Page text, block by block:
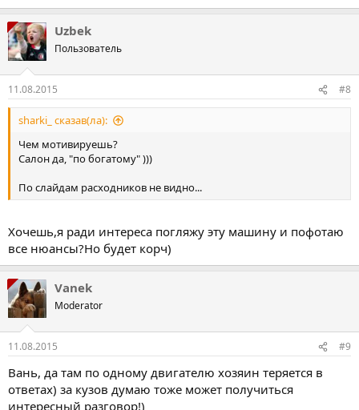
Uzbek
Пользователь
11.08.2015 #8
sharki_ сказав(ла):
Чем мотивируешь?
Салон да, "по богатому" )))
По слайдам расходников не видно...
Хочешь,я ради интереса погляжу эту машину и пофотаю
все нюансы?Но будет корч)
Vanek
Moderator
11.08.2015 #9
Вань, да там по одному двигателю хозяин теряется в
ответах) за кузов думаю тоже может получиться
интересный разговор!)